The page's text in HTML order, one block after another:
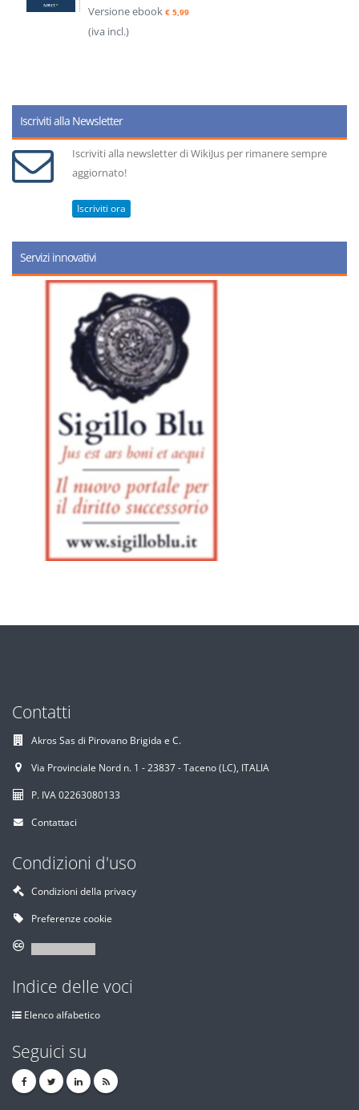
Versione ebook € 5,99
(iva incl.)
Iscriviti alla Newsletter
Iscriviti alla newsletter di WikiJus per rimanere sempre
aggiornato!
Iscriviti ora
Servizi innovativi
Contatti
Akros Sas di Pirovano Brigida e C.
Via Provinciale Nord n. 1 - 23837 - Taceno (LC), ITALIA
P. IVA 02263080133
Contattaci
Condizioni d'uso
Condizioni della privacy
Preferenze cookie
Indice delle voci
Elenco alfabetico
Seguici su